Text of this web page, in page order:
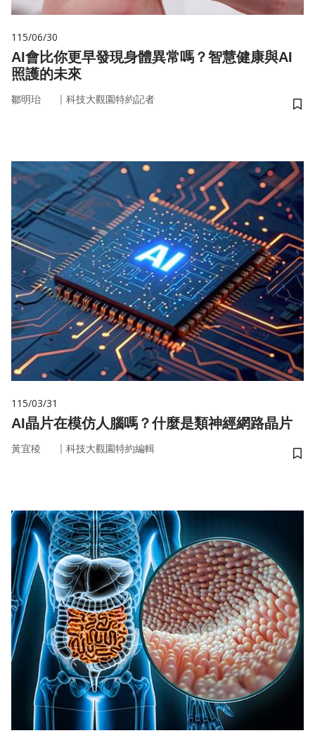
115/06/30
AI會比你更早發現身體異常嗎？智慧健康與AI
照護的未來
鄒明珆 ｜ 科技大觀園特約記者
儲
115/03/31
AI晶片在模仿人腦嗎？什麼是類神經網路晶片
黃宜稜 ｜ 科技大觀園特約編輯
儲